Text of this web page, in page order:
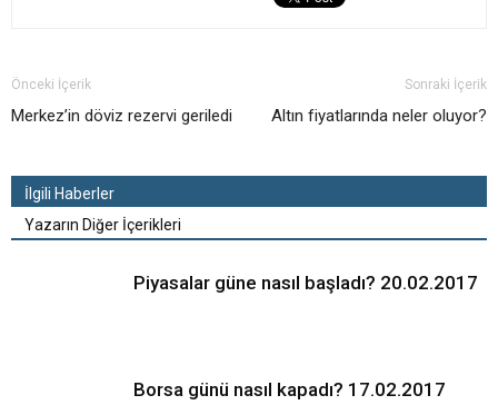
Önceki İçerik
Merkez’in döviz rezervi geriledi
Sonraki İçerik
Altın fiyatlarında neler oluyor?
İlgili Haberler
Yazarın Diğer İçerikleri
Piyasalar güne nasıl başladı? 20.02.2017
Borsa günü nasıl kapadı? 17.02.2017